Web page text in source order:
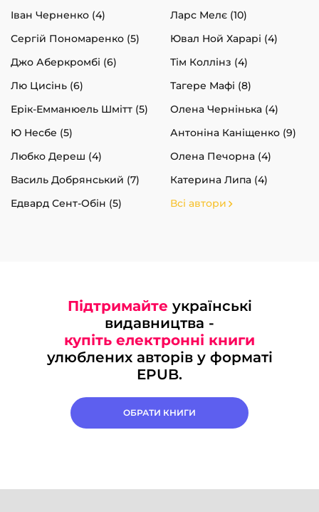
Іван Черненко (4)
Ларс Мелє (10)
Сергій Пономаренко (5)
Ювал Ной Харарі (4)
Джо Аберкромбі (6)
Тім Коллінз (4)
Лю Цисінь (6)
Тагере Мафі (8)
Ерік-Емманюель Шмітт (5)
Олена Чернінька (4)
Ю Несбе (5)
Антоніна Каніщенко (9)
Любко Дереш (4)
Олена Печорна (4)
Василь Добрянський (7)
Катерина Липа (4)
Едвард Сент-Обін (5)
Всі автори
Підтримайте українські
видавництва -
купіть електронні книги
улюблених авторів у форматі
EPUB.
ОБРАТИ КНИГИ